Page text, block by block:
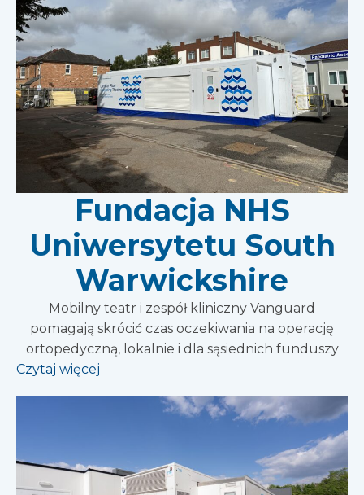
Fundacja NHS
Uniwersytetu South
Warwickshire
Mobilny teatr i zespół kliniczny Vanguard
pomagają skrócić czas oczekiwania na operację
ortopedyczną, lokalnie i dla sąsiednich funduszy
Czytaj więcej